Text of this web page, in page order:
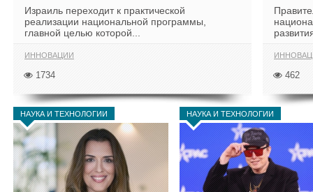
Израиль переходит к практической
реализации национальной программы,
главной целью которой...
ИННОВАЦИИ
1734 462
НАУКА И ТЕХНОЛОГИИ НАУКА И ТЕХНОЛОГИИ